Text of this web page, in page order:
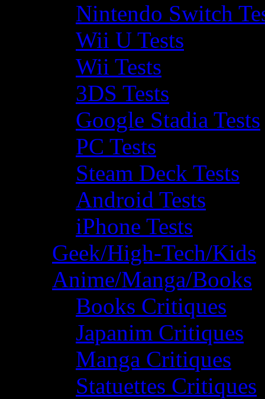
Nintendo Switch
Wii U Tests
Wii Tests
3DS Tests
Google Stadia Tests
PC Tests
Steam Deck Tests
Android Tests
iPhone Tests
Geek/High-Tech/Kids
Anime/Manga/Books
Books Critiques
Japanim Critiques
Manga Critiques
Statuettes Critiques